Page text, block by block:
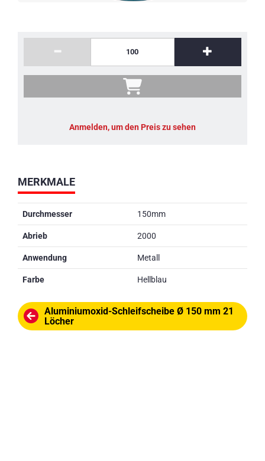
MERKMALE
Durchmesser 150mm
Abrieb 2000
Anwendung Metall
Farbe Hellblau
Aluminiumoxid-Schleifscheibe Ø 150 mm 21
Löcher
Anmelden, um den Preis zu sehen